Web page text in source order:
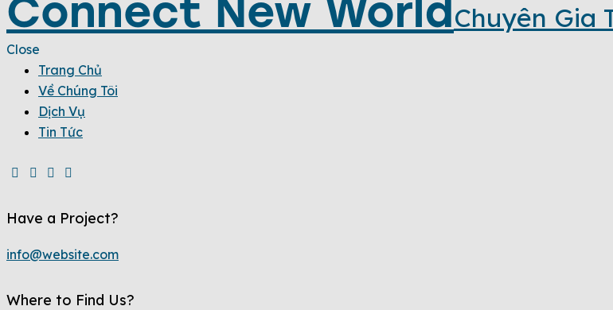
Connect New WorldChuyên Gia
Close
Trang Chủ
Về Chúng Tôi
Dịch Vụ
Tin Tức
Have a Project?
info@website.com
Where to Find Us?